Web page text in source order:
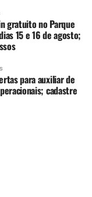
gratuito no Parque
15 e 16 de agosto;
para auxiliar de
cadastre